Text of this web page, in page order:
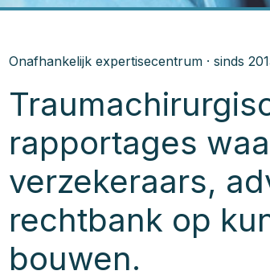
Onafhankelijk expertisecentrum · sinds
rapportages
verzekeraars,
rechtbank op
bouwen.